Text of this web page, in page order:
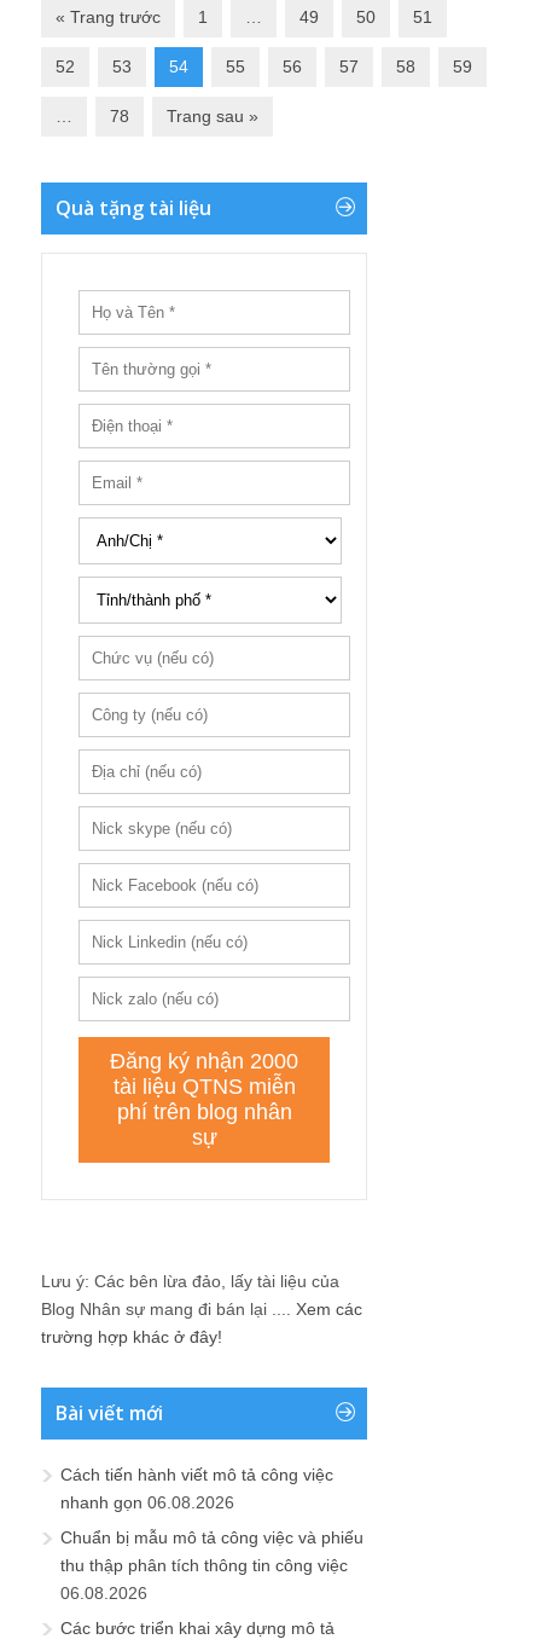
« Trang trước 1 49 50 51
52 53 54 55 56 57 58 59
78 Trang sau »
Quà tặng tài liệu
Lưu ý: Các bên lừa đảo, lấy tài liệu của
Blog Nhân sự mang đi bán lại .... Xem các
trường hợp khác ở đây!
Bài viết mới
Cách tiến hành viết mô tả công việc
nhanh gọn 06.08.2026
Chuẩn bị mẫu mô tả công việc và phiếu
thu thập phân tích thông tin công việc
06.08.2026
Các bước triển khai xây dựng mô tả